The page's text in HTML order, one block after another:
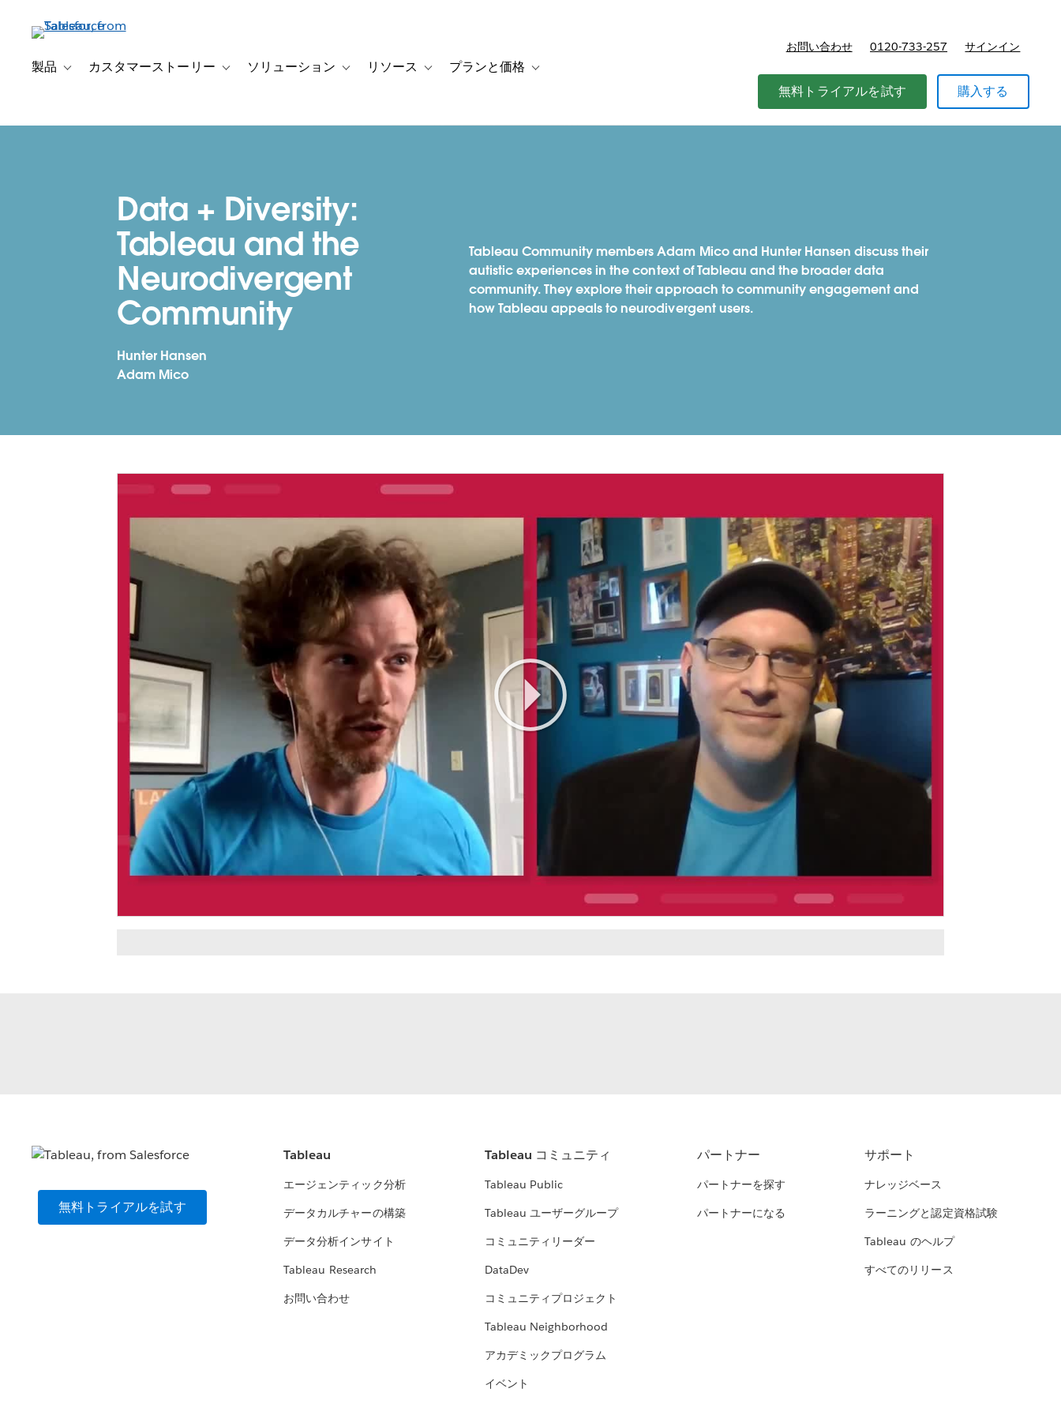
ン
製品 Toggle sub-navigation for 製品
カスタマーストーリー Toggle sub-navigation for カスタマーストーリー
ソリューション Toggle sub-navigation for ソリューション
リソース Toggle sub-navigation for リソース
プランと価格 Toggle sub-navigation for プランと価格
お問い合わせ 0120-733-257 サインイン
無料トライアルを試す 購入する
Data + Diversity:
Tableau and the
Neurodivergent
Community
Hunter Hansen
Adam Mico
Tableau Community members Adam Mico and Hunter Hansen discuss their
autistic experiences in the context of Tableau and the broader data
community. They explore their approach to community engagement and
how Tableau appeals to neurodivergent users.
Play
Video
無料トライアルを試す
Tableau
エージェンティック分析
データカルチャーの構築
データ分析インサイト
Tableau Research
お問い合わせ
Tableau コミュニティ
Tableau Public
Tableau ユーザーグループ
コミュニティリーダー
DataDev
コミュニティプロジェクト
Tableau Neighborhood
アカデミックプログラム
イベント
パートナー
パートナーを探す
パートナーになる
サポート
ナレッジベース
ラーニングと認定資格試験
Tableau のヘルプ
すべてのリリース